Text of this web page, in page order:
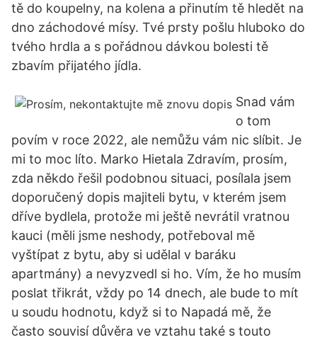
tě do koupelny, na kolena a přinutím tě hledět na
dno záchodové mísy. Tvé prsty pošlu hluboko do
tvého hrdla a s pořádnou dávkou bolesti tě
zbavím přijatého jídla.
Snad vám
o tom
povím v roce 2022, ale nemůžu vám nic slíbit. Je
mi to moc líto. Marko Hietala Zdravím, prosím,
zda někdo řešil podobnou situaci, posílala jsem
doporučený dopis majiteli bytu, v kterém jsem
dříve bydlela, protože mi ještě nevrátil vratnou
kauci (měli jsme neshody, potřeboval mě
vyštípat z bytu, aby si udělal v baráku
apartmány) a nevyzvedl si ho. Vím, že ho musím
poslat třikrát, vždy po 14 dnech, ale bude to mít
u soudu hodnotu, když si to Napadá mě, že
často souvisí důvěra ve vztahu také s touto